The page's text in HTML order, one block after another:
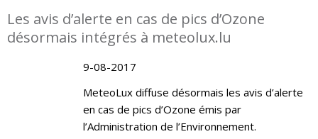
Les avis d’alerte en cas de pics d’Ozone
désormais intégrés à meteolux.lu
9-08-2017
MeteoLux diffuse désormais les avis d’alerte
en cas de pics d’Ozone émis par
l’Administration de l’Environnement.